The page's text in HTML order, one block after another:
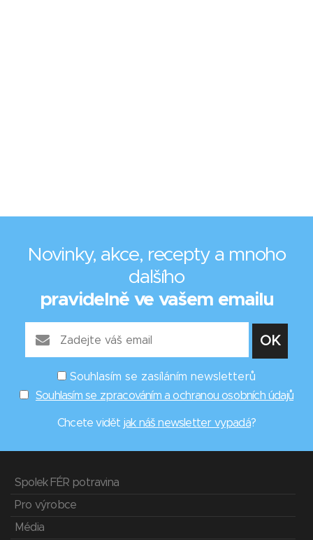
Novinky, akce, recepty a mnoho
dalšího
pravidelně ve vašem emailu
Souhlasím se zasíláním newsletterů
Souhlasím se zpracováním a ochranou osobních údajů
Chcete vidět jak náš newsletter vypadá?
Spolek FÉR potravina
Pro výrobce
Média